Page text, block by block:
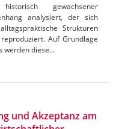
gewachsener
analysiert, der sich
Strukturen
Auf Grundlage
werden diese…
und Akzeptanz am